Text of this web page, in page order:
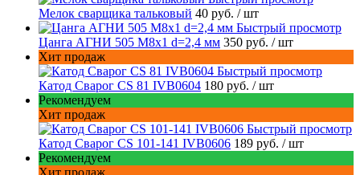
Мелок сварщика тальковый 40 руб. / шт
Быстрый просмотр
Цанга АГНИ 505 М8х1 d=2,4 мм 350 руб. / шт
Хит продаж
Быстрый просмотр
Катод Сварог CS 81 IVB0604 180 руб. / шт
Рекомендуем
Хит продаж
Быстрый просмотр
Катод Сварог CS 101-141 IVB0606 189 руб. / шт
Рекомендуем
Хит продаж